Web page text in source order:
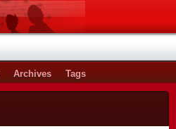
Archives Tags